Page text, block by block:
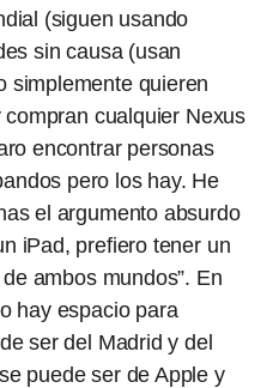
(siguen usando
sin causa (usan
simplemente quieren
cualquier Nexus
encontrar personas
pero los hay. He
el argumento absurdo
iPad, prefiero tener un
ambos mundos”. En
hay espacio para
ser del Madrid y del
puede ser de Apple y